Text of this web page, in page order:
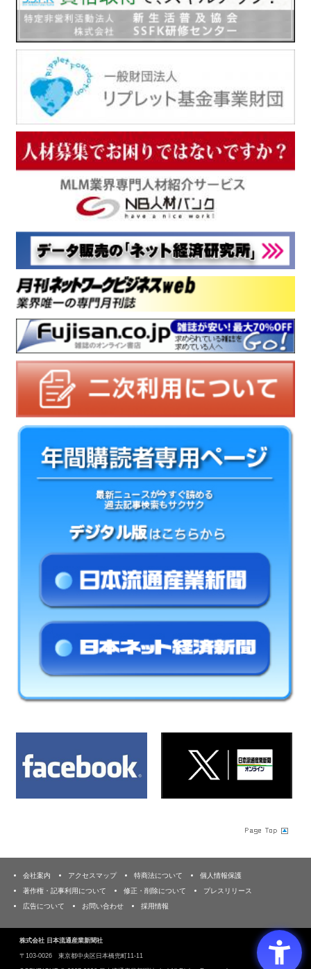
会社案内 アクセスマップ 特商法について
個人情報保護
著作権・記事利用について
修正・削除について
プレスリリース
広告について
お問い合わせ 採用情報
株式会社 日本流通産業新聞社
〒103‐0026 東京都中央区日本橋兜町11-11